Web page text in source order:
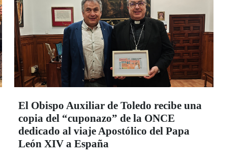
El Obispo Auxiliar de Toledo recibe una
copia del “cuponazo” de la ONCE
dedicado al viaje Apostólico del Papa
León XIV a España